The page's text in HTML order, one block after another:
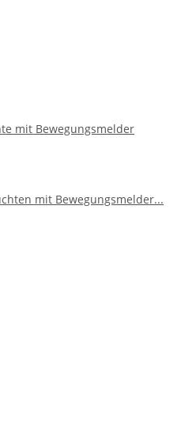
mit Bewegungsmelder